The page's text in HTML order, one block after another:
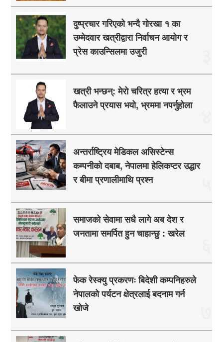
दुष्प्रचार गरिएको भन्दै गोरखा १ का
उम्मेदवार खत्रीद्वारा निर्वाचन आयोग र
प्रेस काउन्सिलमा उजुरी
खत्री भन्छन्: मेरो चरित्र हत्या र भ्रम
फैलाउने प्रयास भयो, भ्रममा नपर्नुहोला
अन्तर्राष्ट्रिय मेडिकल असिस्टेन्स
कम्पनीको दबाब, नेपालमा हेलिकप्टर उद्धार
र बीमा प्रणालीमाथि प्रश्न
समाजको सेवामा सधै लागे अब देश र
जनतामा समर्पित हुन चाहान्छु : खरेल
फेक रेस्क्यु प्रकरणः बिदेशी कम्पनिहरुले
नेपालको पर्यटन क्षेत्रलाई बदनाम गर्न
खोजे